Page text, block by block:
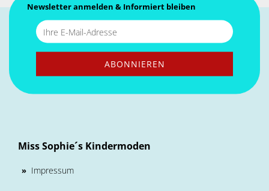
Newsletter anmelden & Informiert bleiben
Miss Sophie´s Kindermoden
» Impressum